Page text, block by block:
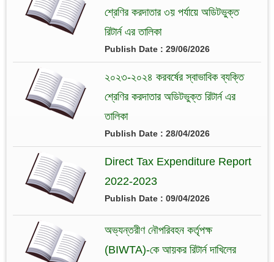
শ্রেণির করদাতার ৩য় পর্যায়ে অডিটভুক্ত
রিটার্ন এর তালিকা
Publish Date : 29/06/2026
২০২৩-২০২৪ করবর্ষের স্বাভাবিক ব্যক্তি
শ্রেণির করদাতার অডিটভুক্ত রিটার্ন এর
তালিকা
Publish Date : 28/04/2026
Direct Tax Expenditure Report
2022-2023
Publish Date : 09/04/2026
অভ্যন্তরীণ নৌপরিবহন কর্তৃপক্ষ
(BIWTA)-কে আয়কর রিটার্ন দাখিলের